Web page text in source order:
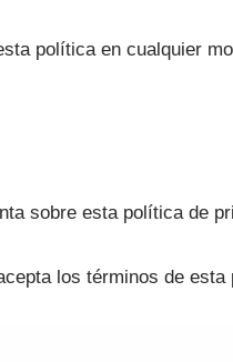
política en cualquier
sobre esta política de
los términos de esta